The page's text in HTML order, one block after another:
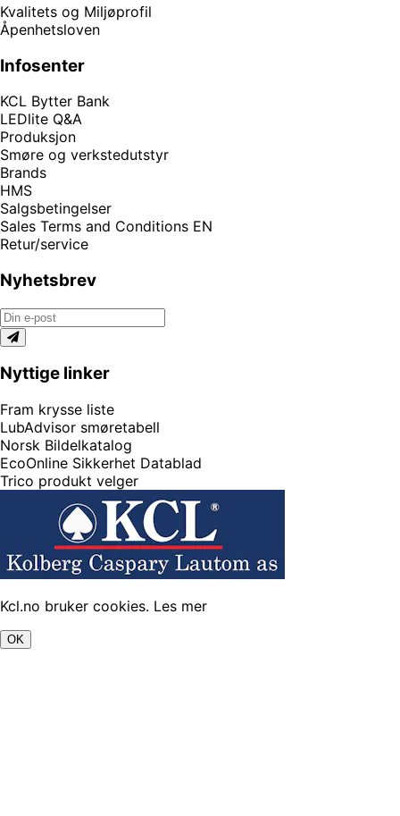
Kvalitets og Miljøprofil
Åpenhetsloven
Infosenter
KCL Bytter Bank
LEDlite Q&A
Produksjon
Smøre og verkstedutstyr
Brands
HMS
Salgsbetingelser
Sales Terms and Conditions EN
Retur/service
Nyhetsbrev
Nyttige linker
Fram krysse liste
LubAdvisor smøretabell
Norsk Bildelkatalog
EcoOnline Sikkerhet Datablad
Trico produkt velger
Kcl.no bruker cookies. Les mer
OK